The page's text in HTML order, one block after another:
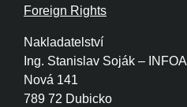
Nakladatelství
Ing. Stanislav Soják – INFOA
Nová 141
789 72 Dubicko
Foreign Rights